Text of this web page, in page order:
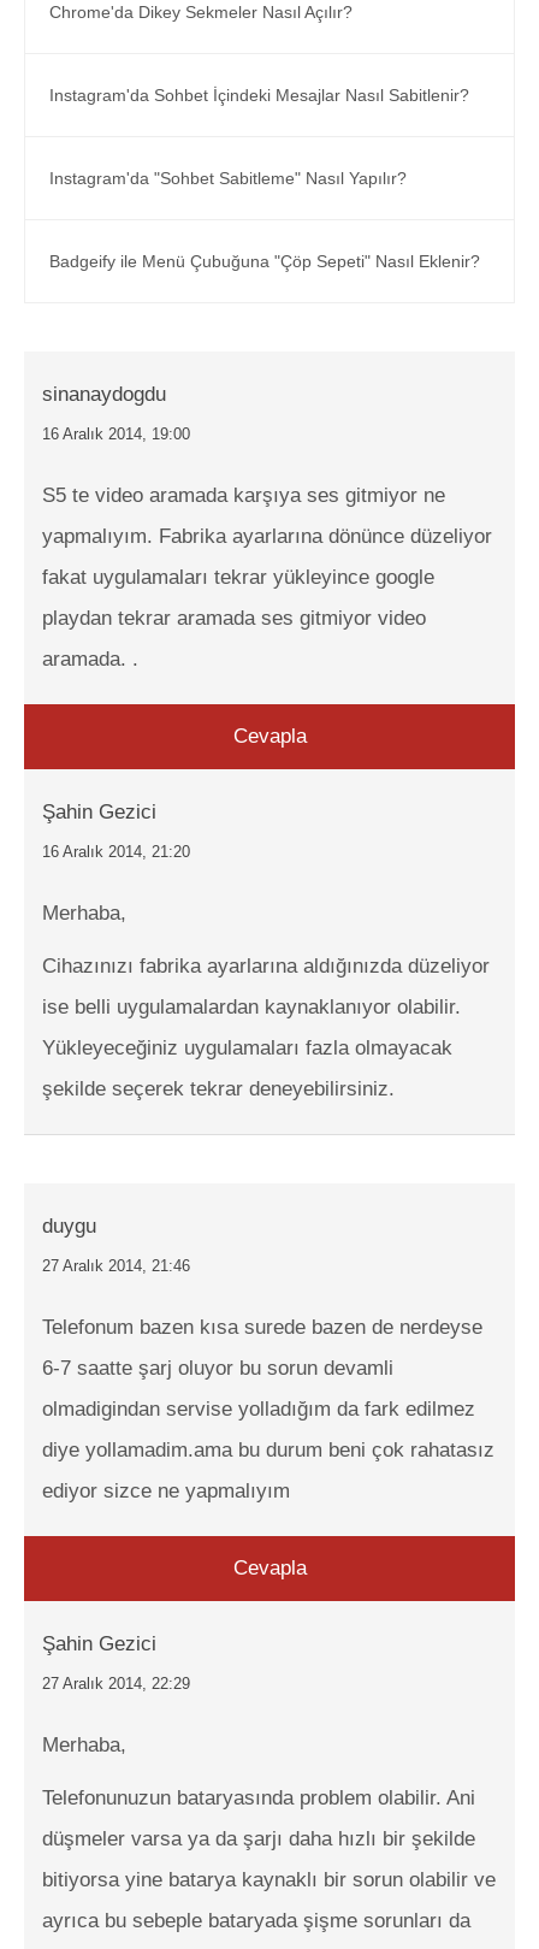
Chrome'da Dikey Sekmeler Nasıl Açılır?
Instagram'da Sohbet İçindeki Mesajlar Nasıl Sabitlenir?
Instagram'da "Sohbet Sabitleme" Nasıl Yapılır?
Badgeify ile Menü Çubuğuna "Çöp Sepeti" Nasıl Eklenir?
sinanaydogdu
16 Aralık 2014, 19:00
S5 te video aramada karşıya ses gitmiyor ne
yapmalıyım. Fabrika ayarlarına dönünce düzeliyor
fakat uygulamaları tekrar yükleyince google
playdan tekrar aramada ses gitmiyor video
aramada. .
Cevapla
Şahin Gezici
16 Aralık 2014, 21:20
Merhaba,
Cihazınızı fabrika ayarlarına aldığınızda düzeliyor
ise belli uygulamalardan kaynaklanıyor olabilir.
Yükleyeceğiniz uygulamaları fazla olmayacak
şekilde seçerek tekrar deneyebilirsiniz.
duygu
27 Aralık 2014, 21:46
Telefonum bazen kısa surede bazen de nerdeyse
6-7 saatte şarj oluyor bu sorun devamli
olmadigindan servise yolladığım da fark edilmez
diye yollamadim.ama bu durum beni çok rahatasız
ediyor sizce ne yapmalıyım
Cevapla
Şahin Gezici
27 Aralık 2014, 22:29
Merhaba,
Telefonunuzun bataryasında problem olabilir. Ani
düşmeler varsa ya da şarjı daha hızlı bir şekilde
bitiyorsa yine batarya kaynaklı bir sorun olabilir ve
ayrıca bu sebeple bataryada şişme sorunları da